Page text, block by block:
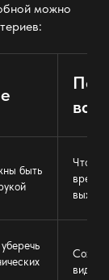
можно
быть
Чтобы
время
выходе
вида